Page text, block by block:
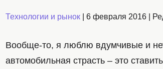
Технологии и рынок 6 февраля 2016
Вообще-то, я люблю вдумчивые и
автомобильная страсть – это